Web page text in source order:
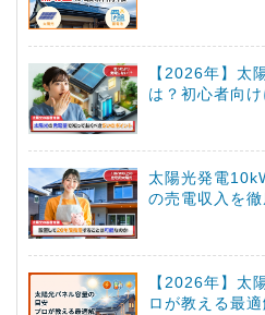
【2026年】太
は？初心者向
太陽光発電
の売電収入を
【2026年】太
ロが教える最適